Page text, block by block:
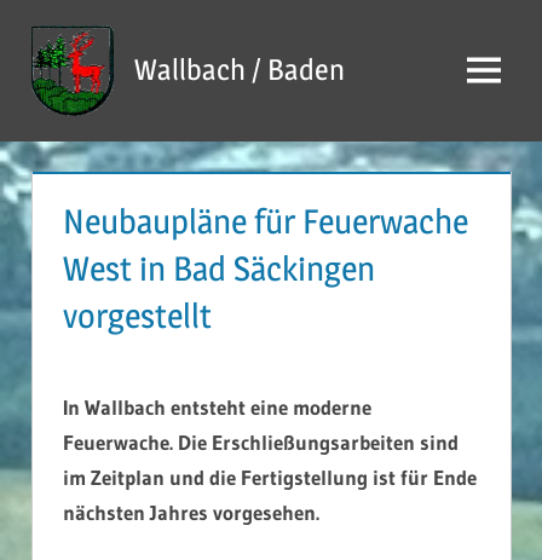
Inhalt
springen
Wallbach / Baden Menü
Neubaupläne für Feuerwache
West in Bad Säckingen
vorgestellt
In Wallbach entsteht eine moderne
Feuerwache. Die Erschließungsarbeiten sind
im Zeitplan und die Fertigstellung ist für Ende
nächsten Jahres vorgesehen.